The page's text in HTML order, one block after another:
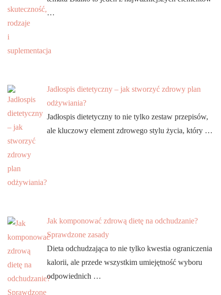
…
Jadłospis dietetyczny – jak stworzyć zdrowy plan
odżywiania?
Jadłospis dietetyczny to nie tylko zestaw przepisów,
ale kluczowy element zdrowego stylu życia, który …
Jak komponować zdrową dietę na odchudzanie?
Sprawdzone zasady
Dieta odchudzająca to nie tylko kwestia ograniczenia
kalorii, ale przede wszystkim umiejętność wyboru
odpowiednich …